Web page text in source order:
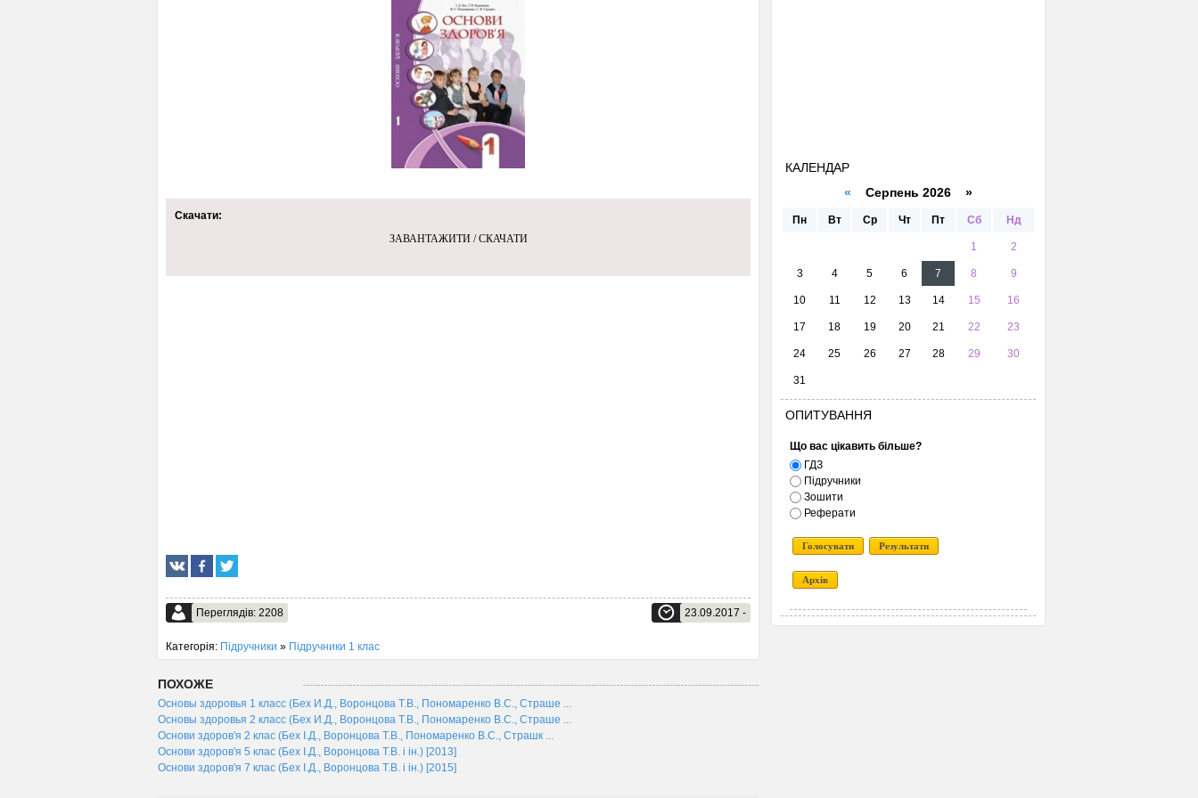
Скачати:
ЗАВАНТАЖИТИ / СКАЧАТИ
Переглядів: 2208 23.09.2017 -
Категорія: Підручники » Підручники 1 клас
ПОХОЖЕ
Основы здоровья 1 класс (Бех И.Д., Воронцова Т.В., Пономаренко В.С., Страше ...
Основы здоровья 2 класс (Бех И.Д., Воронцова Т.В., Пономаренко В.С., Страше ...
Основи здоров'я 2 клас (Бех І.Д., Воронцова Т.В., Пономаренко В.С., Страшк ...
Основи здоров'я 5 клас (Бех І.Д., Воронцова Т.В. і ін.) [2013]
Основи здоров'я 7 клас (Бех І.Д., Воронцова Т.В. і ін.) [2015]
КАЛЕНДАР
« Серпень 2026 »
Пн Вт Ср Чт Пт Сб Нд
1 2
3 4 5 6 7 8 9
10 11 12 13 14 15 16
17 18 19 20 21 22 23
24 25 26 27 28 29 30
31
ОПИТУВАННЯ
Що вас цікавить більше?
ГДЗ
Підручники
Зошити
Реферати
Голосувати Результати
Архів